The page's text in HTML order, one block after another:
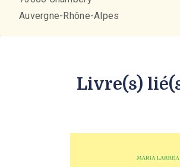
Auvergne-Rhône-Alpes
Livre(s)